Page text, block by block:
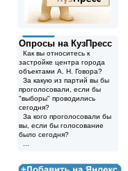
Опросы на КузПресс
Как вы относитесь к
застройке центра города
объектами А. Н. Говора?
За какую из партий вы бы
проголосовали, если бы
"выборы" проводились
сегодня?
За кого проголосовали бы
вы, если бы голосование
было сегодня?